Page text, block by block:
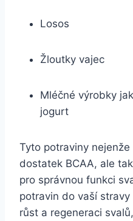
Losos
Žloutky vajec
Mléčné výrobky
jogurt
Tyto potraviny
dostatek BCAA, ale
pro správnou funkci
potravin do vaší
růst a regeneraci